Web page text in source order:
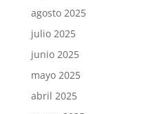
agosto 2025
julio 2025
junio 2025
mayo 2025
abril 2025